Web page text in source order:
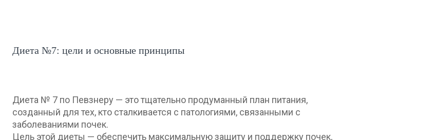
Диета №7: цели и основные принципы
Диета № 7 по Певзнеру — это тщательно продуманный план питания,
созданный для тех, кто сталкивается с патологиями, связанными с
заболеваниями почек.
Цель этой диеты — обеспечить максимальную защиту и поддержку почек,